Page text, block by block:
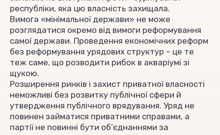
республіки, яка цю власність захищала.
Вимога «мінімальної держави» не може
розглядатися окремо від вимоги реформування
самої держави. Проведення економічних реформ
без реформування урядових структур – це те
теж саме, що розводити рибок в акваріумі зі
щукою.
Розширення ринків і захист приватної власності
неможливі без розвитку публічної сфери й
утвердження публічного врядування. Уряд не
повинен займатися приватними справами, а
партії не повинні бути об’єднаннями за